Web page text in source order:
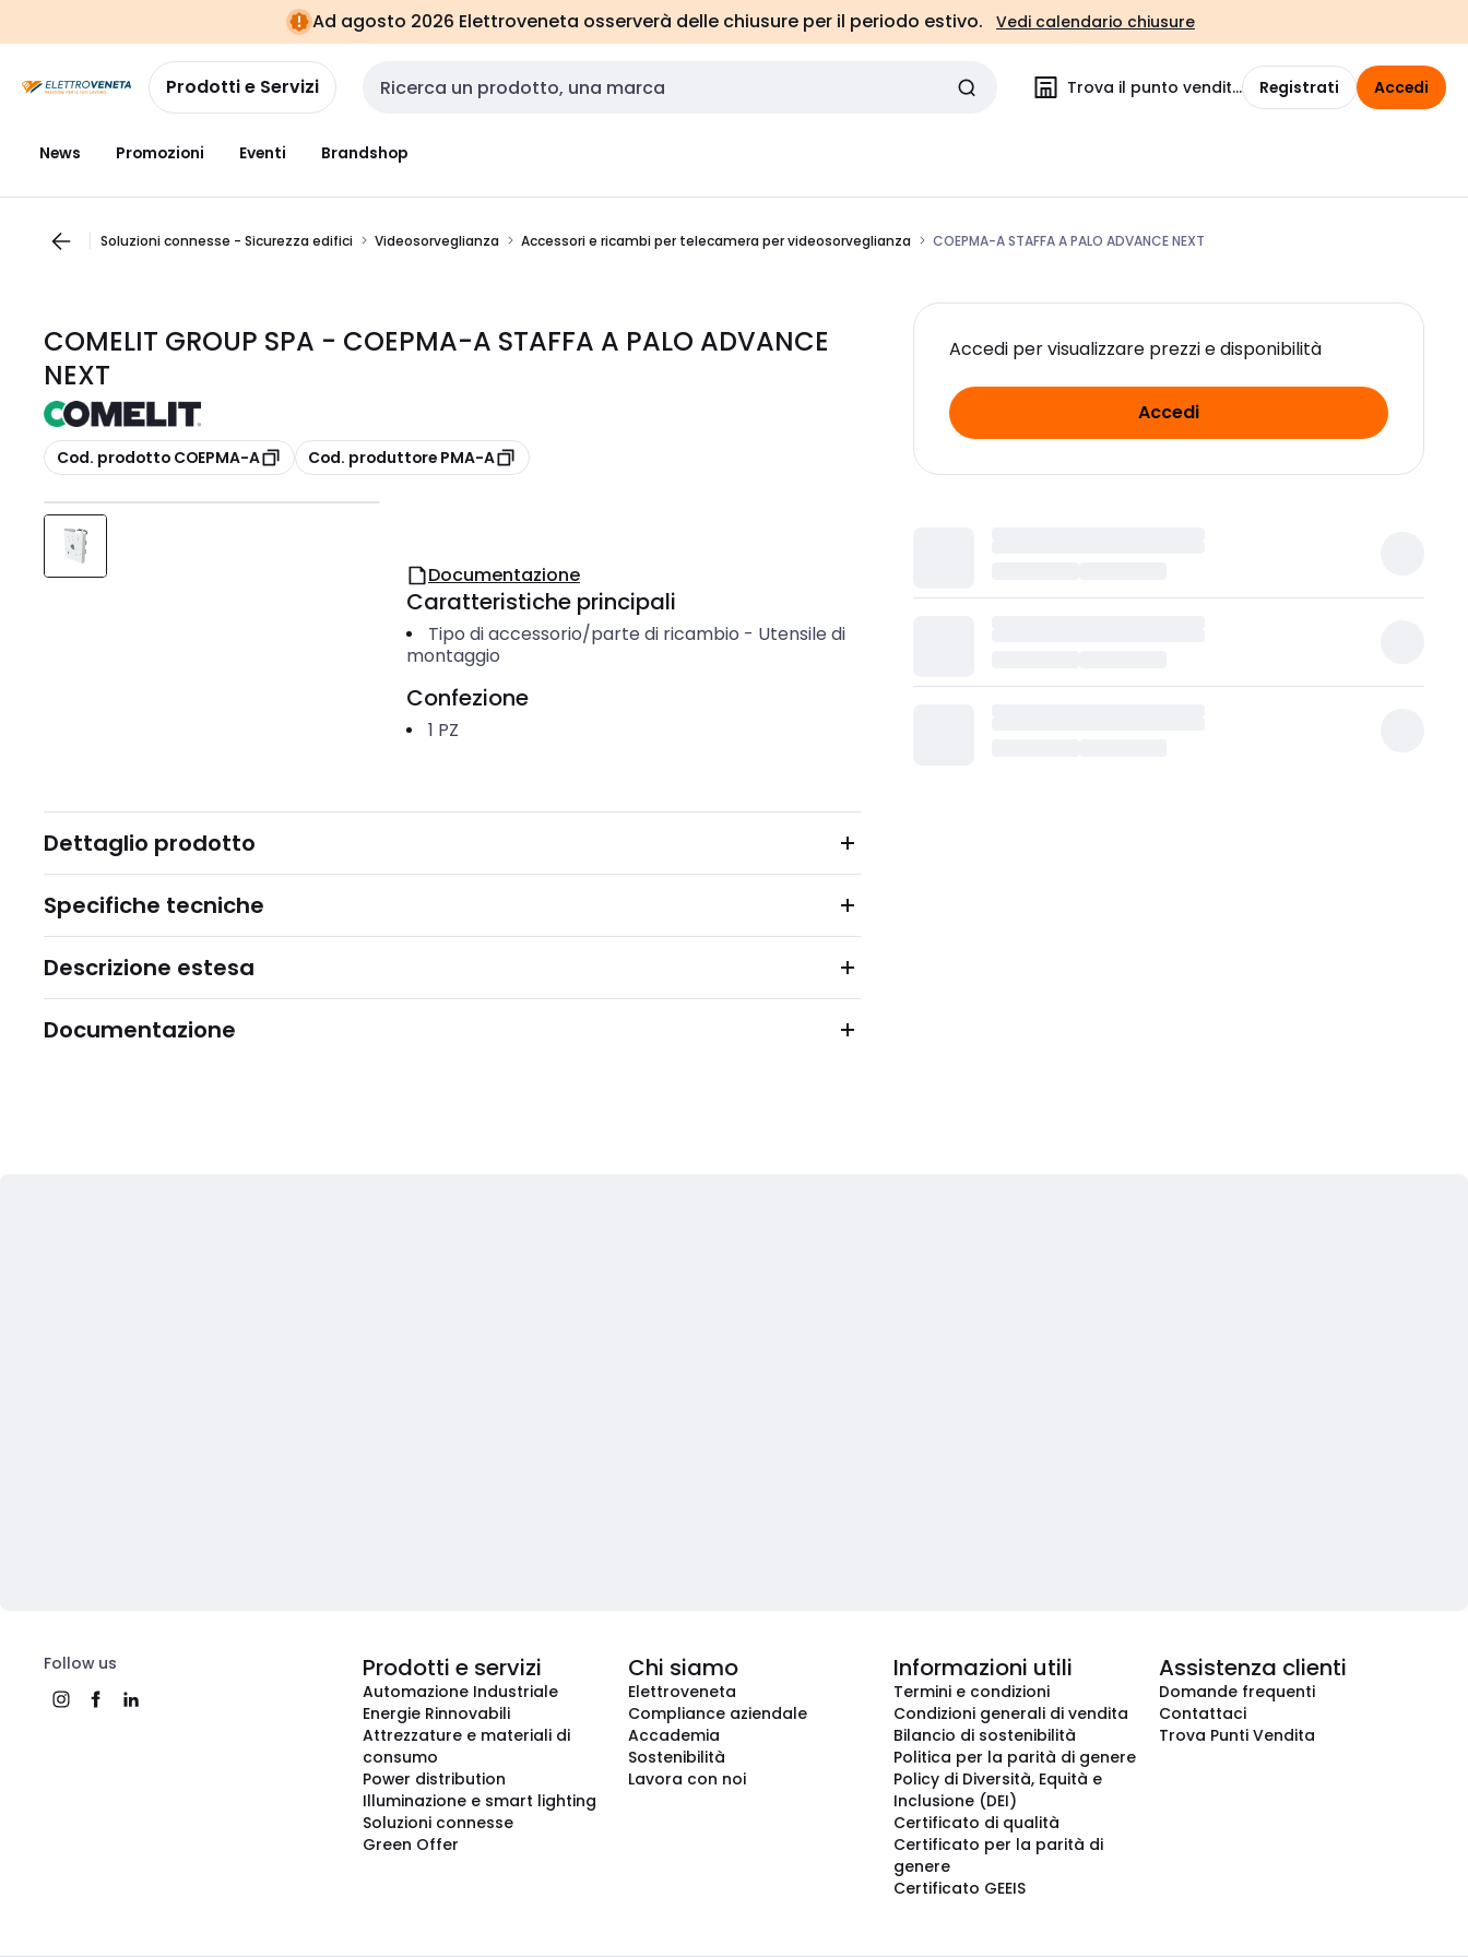
navigazionealla
pagina
Ad agosto 2026 Elettroveneta osserverà delle chiusure per il periodo estivo. Vedi calendario chiusure
Prodotti e Servizi Cerca input Trova il punto vendita Registrati Accedi
News Promozioni Eventi Brandshop
Soluzioni connesse - Sicurezza edifici Videosorveglianza Accessori e ricambi per telecamera per videosorveglianza COEPMA-A STAFFA A PALO ADVANCE NEXT
COMELIT GROUP SPA - COEPMA-A STAFFA A PALO ADVANCE
NEXT
copia
Cod. prodotto COEPMA-A copia
Cod. produttore PMA-A
Accedi per visualizzare prezzi e disponibilità
Accedi
Documentazione
Caratteristiche principali
Tipo di accessorio/parte di ricambio - Utensile di
montaggio
Confezione
1 PZ
Dettaglio prodotto
Specifiche tecniche
Descrizione estesa
Documentazione
Follow us Prodotti e servizi
Automazione Industriale
Energie Rinnovabili
Attrezzature e materiali di
consumo
Power distribution
Illuminazione e smart lighting
Soluzioni connesse
Green Offer
Chi siamo
Elettroveneta
Compliance aziendale
Accademia
Sostenibilità
Lavora con noi
Informazioni utili
Termini e condizioni
Condizioni generali di vendita
Bilancio di sostenibilità
Politica per la parità di genere
Policy di Diversità, Equità e
Inclusione (DEI)
Certificato di qualità
Certificato per la parità di
genere
Certificato GEEIS
Assistenza clienti
Domande frequenti
Contattaci
Trova Punti Vendita